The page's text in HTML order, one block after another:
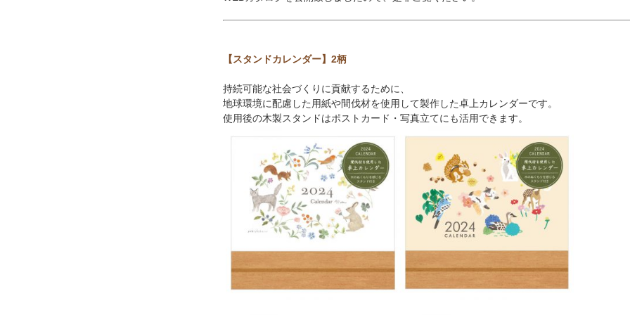
【スタンドカレンダー】2柄
持続可能な社会づくりに貢献するために、
地球環境に配慮した用紙や間伐材を使用して製作した卓上カレンダーです。
使用後の木製スタンドはポストカード・写真立てにも活用できます。